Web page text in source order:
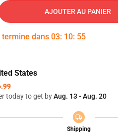
AJOUTER AU PANIER
termine dans 03: 10: 54
States
today to get byAug. 13 - Aug. 20
Shipping